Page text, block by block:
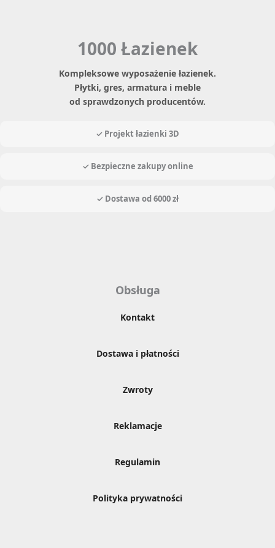
1000 Łazienek
Kompleksowe wyposażenie łazienek.
Płytki, gres, armatura i meble
od sprawdzonych producentów.
✓ Projekt łazienki 3D
✓ Bezpieczne zakupy online
✓ Dostawa od 6000 zł
Obsługa
Kontakt
Dostawa i płatności
Zwroty
Reklamacje
Regulamin
Polityka prywatności